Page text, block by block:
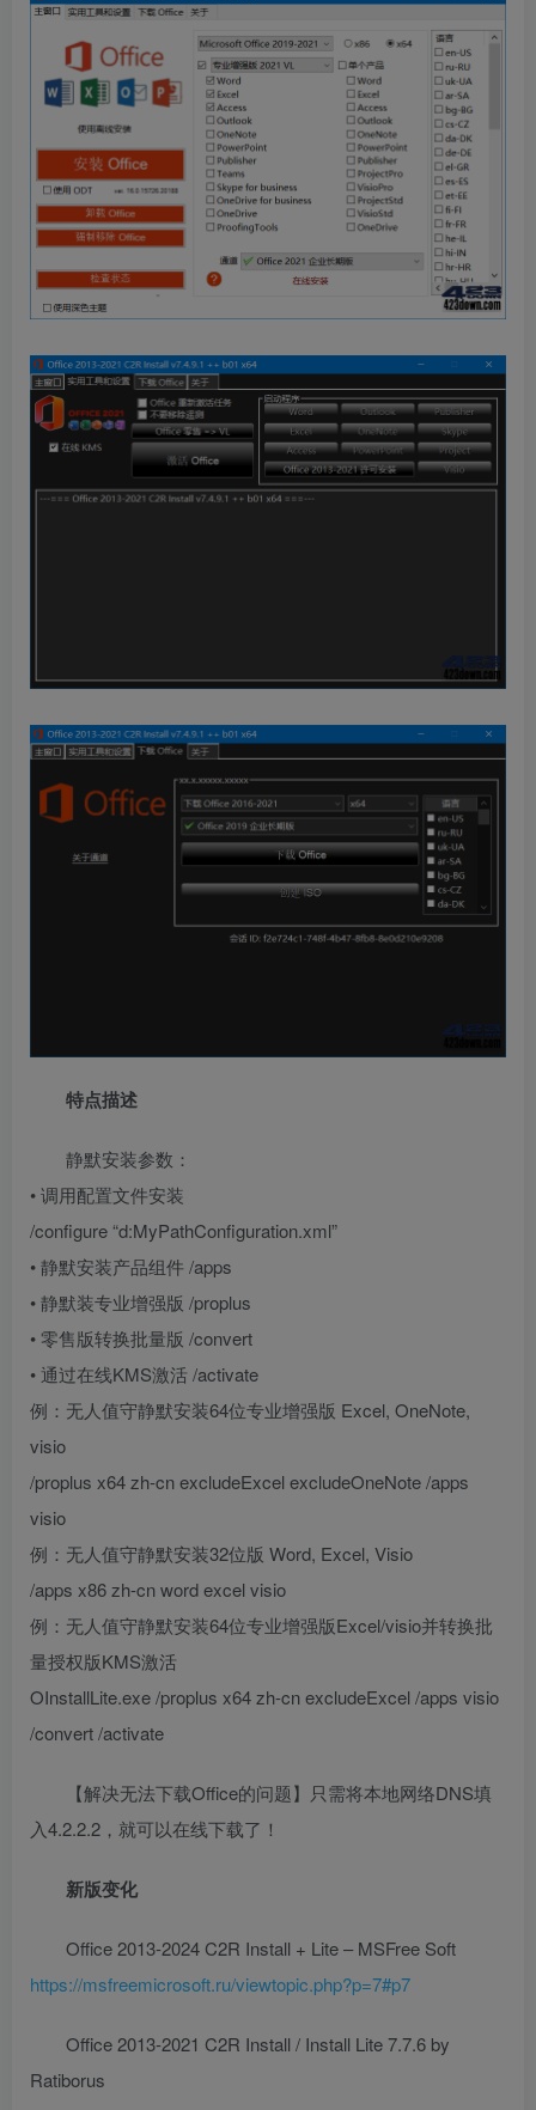
特点描述
静默安装参数：
• 调用配置文件安装
/configure “d:MyPathConfiguration.xml”
• 静默安装产品组件 /apps
• 静默装专业增强版 /proplus
• 零售版转换批量版 /convert
• 通过在线KMS激活 /activate
例：无人值守静默安装64位专业增强版 Excel, OneNote,
visio
/proplus x64 zh-cn excludeExcel excludeOneNote /apps
visio
例：无人值守静默安装32位版 Word, Excel, Visio
/apps x86 zh-cn word excel visio
例：无人值守静默安装64位专业增强版Excel/visio并转换批
量授权版KMS激活
OInstallLite.exe /proplus x64 zh-cn excludeExcel /apps visio
/convert /activate
【解决无法下载Office的问题】只需将本地网络DNS填
入4.2.2.2，就可以在线下载了！
新版变化
Office 2013-2024 C2R Install + Lite – MSFree Soft
https://msfreemicrosoft.ru/viewtopic.php?p=7#p7
Office 2013-2021 C2R Install / Install Lite 7.7.6 by
Ratiborus